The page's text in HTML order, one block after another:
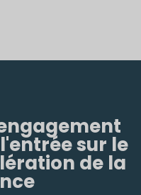
sur le
de la